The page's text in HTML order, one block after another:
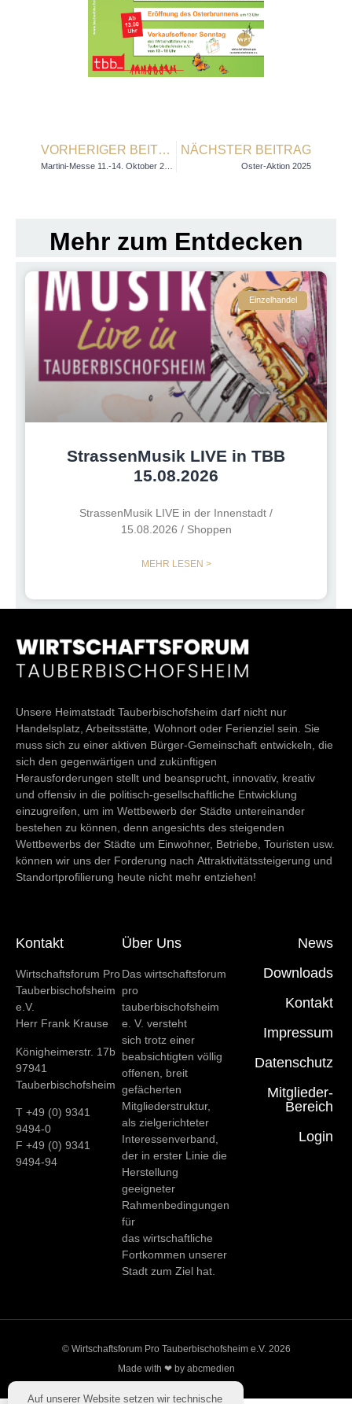
Auf unserer Website setzen wir technische
VORHERIGER BEITRAG NÄCHSTER BEITRAG
Oster-Aktion 2025
Mehr zum Entdecken
Einzelhandel
StrassenMusik LIVE in TBB
15.08.2026
StrassenMusik LIVE in der Innenstadt /
15.08.2026 / Shoppen
MEHR LESEN >
Unsere Heimatstadt Tauberbischofsheim darf nicht nur
Handelsplatz, Arbeitsstätte, Wohnort oder Ferienziel sein. Sie
muss sich zu einer aktiven Bürger-Gemeinschaft entwickeln, die
sich den gegenwärtigen und zukünftigen
Herausforderungen stellt und beansprucht, innovativ, kreativ
und offensiv in die politisch-gesellschaftliche Entwicklung
einzugreifen, um im Wettbewerb der Städte untereinander
bestehen zu können, denn angesichts des steigenden
Wettbewerbs der Städte um Einwohner, Betriebe, Touristen usw.
können wir uns der Forderung nach Attraktivitätssteigerung und
Standortprofilierung heute nicht mehr entziehen!
Kontakt
Wirtschaftsforum Pro
Tauberbischofsheim
e.V.
Herr Frank Krause
Königheimerstr. 17b
97941
Tauberbischofsheim
T +49 (0) 9341
9494-0
F +49 (0) 9341
9494-94
Über Uns
Das wirtschaftsforum
pro
tauberbischofsheim
e. V. versteht
sich trotz einer
beabsichtigten völlig
offenen, breit
gefächerten
Mitgliederstruktur,
als zielgerichteter
Interessenverband,
der in erster Linie die
Herstellung
geeigneter
Rahmenbedingungen
für
das wirtschaftliche
Fortkommen unserer
Stadt zum Ziel hat.
News
Downloads
Kontakt
Impressum
Datenschutz
Mitglieder-
Bereich
Login
© Wirtschaftsforum Pro Tauberbischofsheim e.V. 2026
Made with ❤ by abcmedien